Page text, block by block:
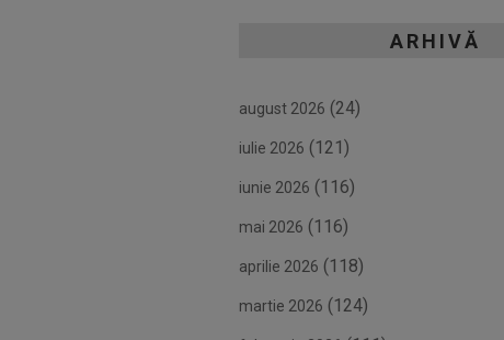
ARHIVĂ
august 2026 (24)
iulie 2026 (121)
iunie 2026 (116)
mai 2026 (116)
aprilie 2026 (118)
martie 2026 (124)